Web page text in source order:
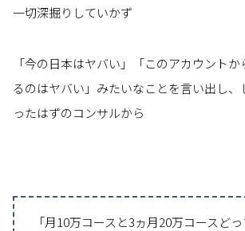
一切深掘りしていかず
「今の日本はヤバい」「このアカウント
るのはヤバい」みたいなことを言い出し、
ったはずのコンサルから
「月10万コースと3ヵ月20万コースど